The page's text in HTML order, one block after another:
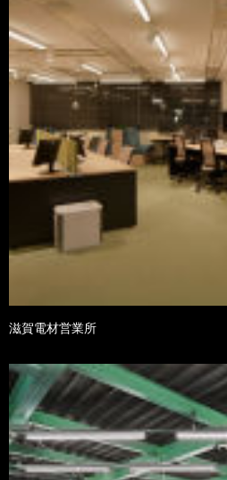
滋賀電材営業所